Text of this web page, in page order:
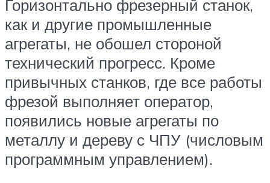
Горизонтально фрезерный станок,
как и другие промышленные
агрегаты, не обошел стороной
технический прогресс. Кроме
привычных станков, где все работы
фрезой выполняет оператор,
появились новые агрегаты по
металлу и дереву с ЧПУ (числовым
программным управлением).